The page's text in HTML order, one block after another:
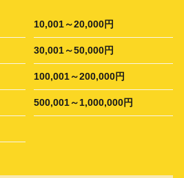
10,001～20,000円
30,001～50,000円
100,001～200,000円
500,001～1,000,000円